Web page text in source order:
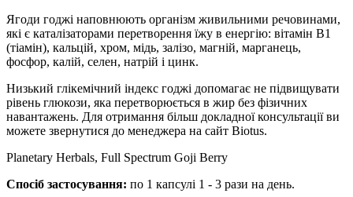
Ягоди годжі наповнюють організм живильними речовинами,
які є каталізаторами перетворення їжу в енергію: вітамін B1
(тіамін), кальцій, хром, мідь, залізо, магній, марганець,
фосфор, калій, селен, натрій і цинк.
Низький глікемічний індекс годжі допомагає не підвищувати
рівень глюкози, яка перетворюється в жир без фізичних
навантажень. Для отримання більш докладної консультації ви
можете звернутися до менеджера на сайт Biotus.
Planetary Herbals, Full Spectrum Goji Berry
Спосіб застосування: по 1 капсулі 1 - 3 рази на день.